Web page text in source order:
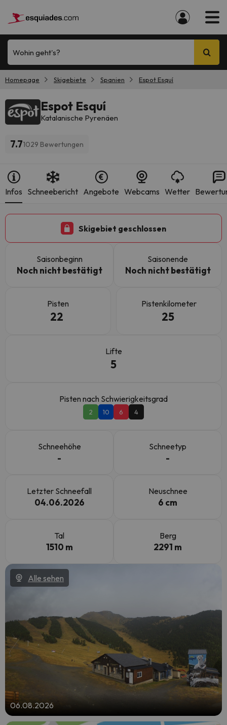
Wohin geht's?
Homepage Skigebiete Spanien Espot Esquí
Espot Esquí
Katalanische Pyrenäen
7.71029 Bewertungen
Infos Schneebericht Angebote Webcams Wetter
Skigebiet geschlossen
Saisonbeginn
Noch nicht bestätigt
Saisonende
Noch nicht bestätigt
Pisten
22
Pistenkilometer
25
Lifte
5
Pisten nach Schwierigkeitsgrad
2 10 6 4
Schneehöhe
-
Schneetyp
-
Letzter Schneefall
04.06.2026
Neuschnee
6 cm
Tal
1510 m
Berg
2291 m
Alle sehen
06.08.2026